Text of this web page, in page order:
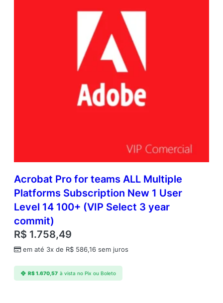
Acrobat Pro for teams ALL Multiple
Platforms Subscription New 1 User
Level 14 100+ (VIP Select 3 year
commit)
R$ 1.758,49
em até 3x de R$ 586,16 sem juros
R$1.670,57 à vista no Pix ou Boleto